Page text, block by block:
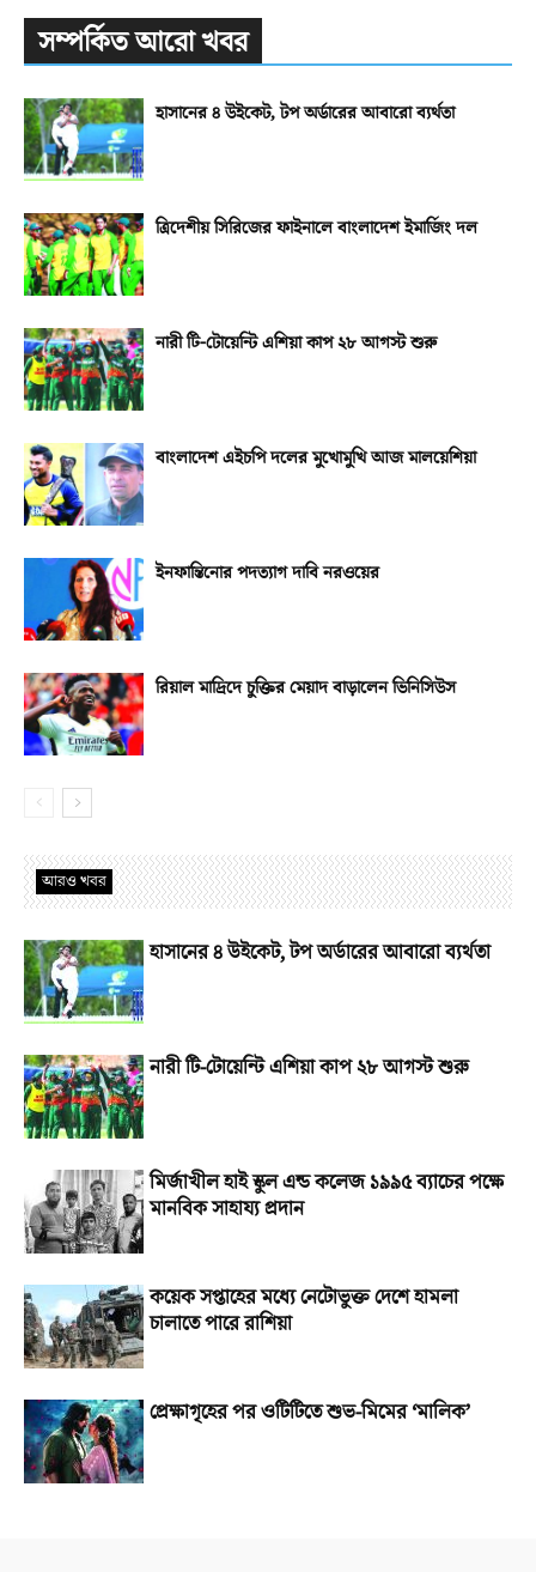
সম্পর্কিত আরো খবর
হাসানের ৪ উইকেট, টপ অর্ডারের আবারো ব্যর্থতা
ত্রিদেশীয় সিরিজের ফাইনালে বাংলাদেশ ইমার্জিং দল
নারী টি-টোয়েন্টি এশিয়া কাপ ২৮ আগস্ট শুরু
বাংলাদেশ এইচপি দলের মুখোমুখি আজ মালয়েশিয়া
ইনফান্তিনোর পদত্যাগ দাবি নরওয়ের
রিয়াল মাদ্রিদে চুক্তির মেয়াদ বাড়ালেন ভিনিসিউস
আরও খবর
হাসানের ৪ উইকেট, টপ অর্ডারের আবারো ব্যর্থতা
নারী টি-টোয়েন্টি এশিয়া কাপ ২৮ আগস্ট শুরু
মির্জাখীল হাই স্কুল এন্ড কলেজ ১৯৯৫ ব্যাচের পক্ষে
মানবিক সাহায্য প্রদান
কয়েক সপ্তাহের মধ্যে নেটোভুক্ত দেশে হামলা
চালাতে পারে রাশিয়া
প্রেক্ষাগৃহের পর ওটিটিতে শুভ-মিমের ‘মালিক’